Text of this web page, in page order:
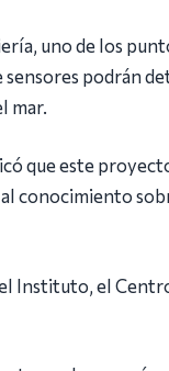
uno de los
podrán
mar.
que este
conocimiento
Instituto, el